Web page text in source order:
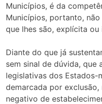
Municípios, é da
Municípios, portanto,
que lhes são, explícita ou
Diante do que já
sem sinal de dúvida, que
legislativas dos Estados-
demarcada por
negativo de